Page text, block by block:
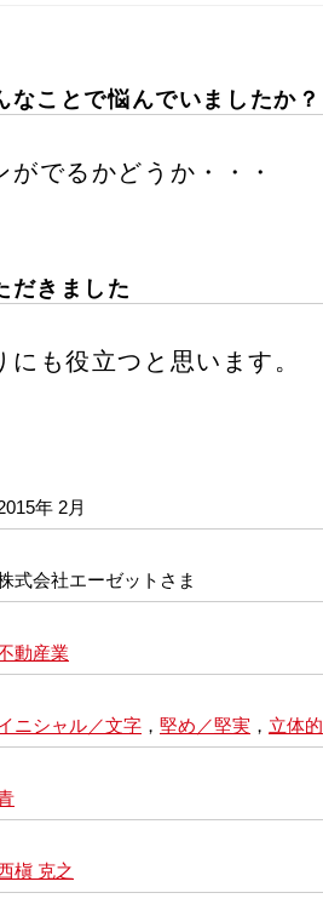
なことで悩んでいましたか？
でるかどうか・・・
だきました
も役立つと思います。
年 2月
式会社エーゼットさま
動産業
ニシャル／文字 ， 堅め／堅実 ， 立体的
槇 克之